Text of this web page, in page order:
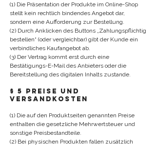
(1) Die Präsentation der Produkte im Online-Shop
stellt kein rechtlich bindendes Angebot dar,
sondern eine Aufforderung zur Bestellung.
(2) Durch Anklicken des Buttons „Zahlungspflichtig
bestellen“ (oder vergleichbar) gibt der Kunde ein
verbindliches Kaufangebot ab.
(3) Der Vertrag kommt erst durch eine
Bestätigungs-E-Mail des Anbieters oder die
Bereitstellung des digitalen Inhalts zustande.
§ 5 Preise und
Versandkosten
(1) Die auf den Produktseiten genannten Preise
enthalten die gesetzliche Mehrwertsteuer und
sonstige Preisbestandteile.
(2) Bei physischen Produkten fallen zusätzlich